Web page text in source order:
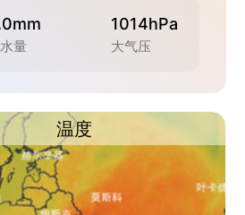
量
1014hPa
大气压
温度